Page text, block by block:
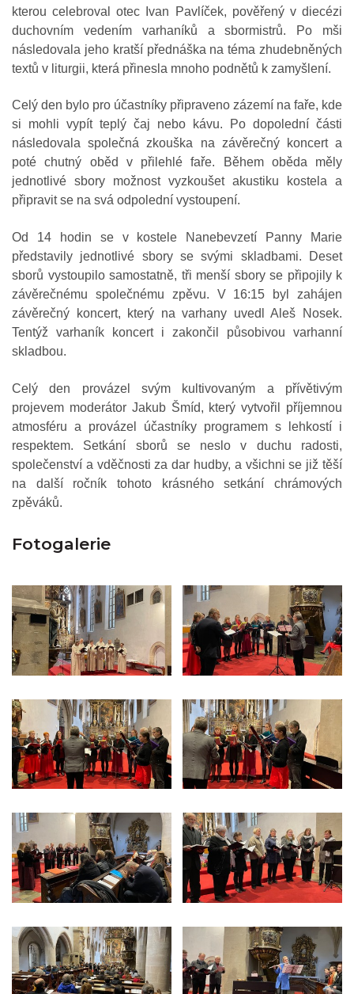
kterou celebroval otec Ivan Pavlíček, pověřený v diecézi
duchovním vedením varhaníků a sbormistrů. Po mši
následovala jeho kratší přednáška na téma zhudebněných
textů v liturgii, která přinesla mnoho podnětů k zamyšlení.
Celý den bylo pro účastníky připraveno zázemí na faře, kde
si mohli vypít teplý čaj nebo kávu. Po dopolední části
následovala společná zkouška na závěrečný koncert a
poté chutný oběd v přilehlé faře. Během oběda měly
jednotlivé sbory možnost vyzkoušet akustiku kostela a
připravit se na svá odpolední vystoupení.
Od 14 hodin se v kostele Nanebevzetí Panny Marie
představily jednotlivé sbory se svými skladbami. Deset
sborů vystoupilo samostatně, tři menší sbory se připojily k
závěrečnému společnému zpěvu. V 16:15 byl zahájen
závěrečný koncert, který na varhany uvedl Aleš Nosek.
Tentýž varhaník koncert i zakončil působivou varhanní
skladbou.
Celý den provázel svým kultivovaným a přívětivým
projevem moderátor Jakub Šmíd, který vytvořil příjemnou
atmosféru a provázel účastníky programem s lehkostí i
respektem. Setkání sborů se neslo v duchu radosti,
společenství a vděčnosti za dar hudby, a všichni se již těší
na další ročník tohoto krásného setkání chrámových
zpěváků.
Fotogalerie